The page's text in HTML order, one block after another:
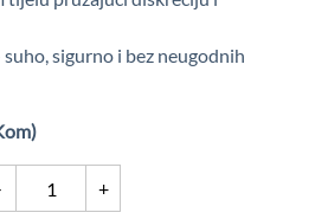
sigurno i bez neugodnih
Lady
+